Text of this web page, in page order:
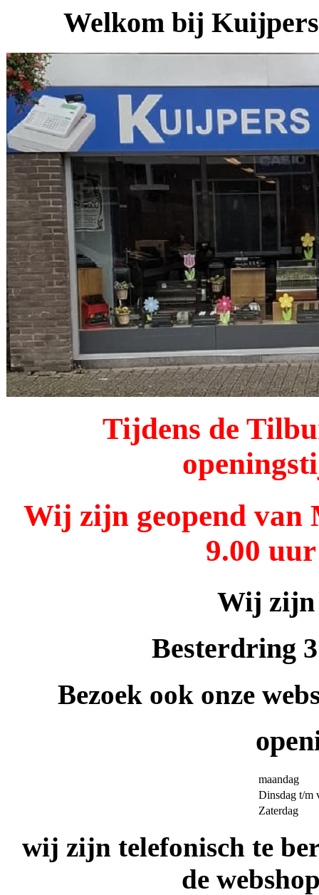
Welkom bij
Tijdens de
Wij zijn geopend van
9.00
Wij zijn
Besterdring
Bezoek ook onze
maandag
Dinsdag t/m
Zaterdag
wij zijn telefonisch te
de